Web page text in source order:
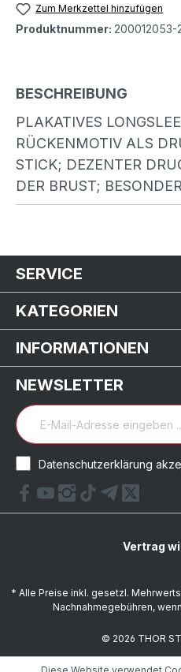
Zum Merkzettel hinzufügen
Produktnummer: 200012053-
BESCHREIBUNG
PLAKATIVES
ÜCKENMOTIV ALS
TICK; DEZENTER
ER BRUST;
SERVICE
KATEGORIEN
INFORMATIONEN
NEWSLETTER
Datenschutzerklärung
Vertrag
* Alle Preise inkl. gesetzl.
Nachnahmegebühren,
© 2026 THOR